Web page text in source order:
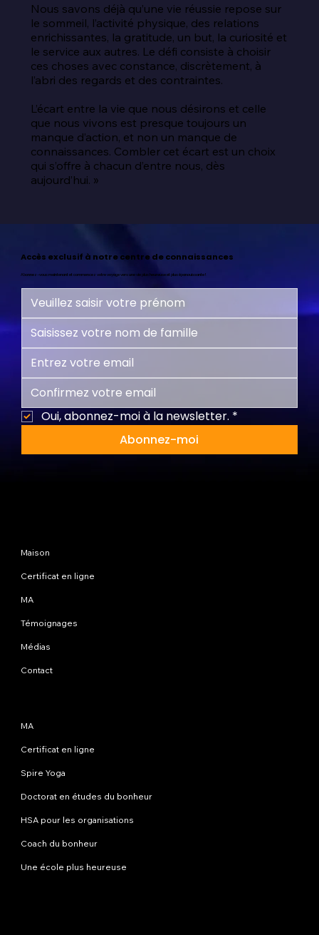
Nous savons déjà qu’une vie réussie repose sur
le sommeil, l’activité physique, des relations
enrichissantes, la gratitude, un but, la curiosité et
le service aux autres. Le défi consiste à choisir
ces choses avec constance, discrètement, à
l’abri des regards et des contraintes.
L’écart entre la vie que nous désirons et celle
que nous vivons est presque toujours un
manque d’action, et non un manque de
connaissances. Combler cet écart est un choix
qui s’offre à chacun d’entre nous, dès
aujourd’hui. »
Accès exclusif à notre centre de connaissances
Abonnez-vous maintenant et commencez votre voyage vers une vie plus heureuse et plus épanouissante !
Oui, abonnez-moi à la newsletter. *
Abonnez-moi
Maison
Certificat en ligne
MA
Témoignages
Médias
Contact
MA
Certificat en ligne
Spire Yoga
Doctorat en études du bonheur
HSA pour les organisations
Coach du bonheur
Une école plus heureuse